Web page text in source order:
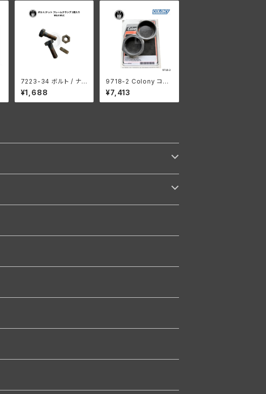
7223-34 ボルト / ナッ
ト フレームクランプ 2個
入り ハーレーダビッドソ
ン WLA WLC
¥1,688
9718-2 Colony コロ
ニー インテーク マニホ
ールド ナット キット ハ
ーレーダビッドソン 194
¥7,413